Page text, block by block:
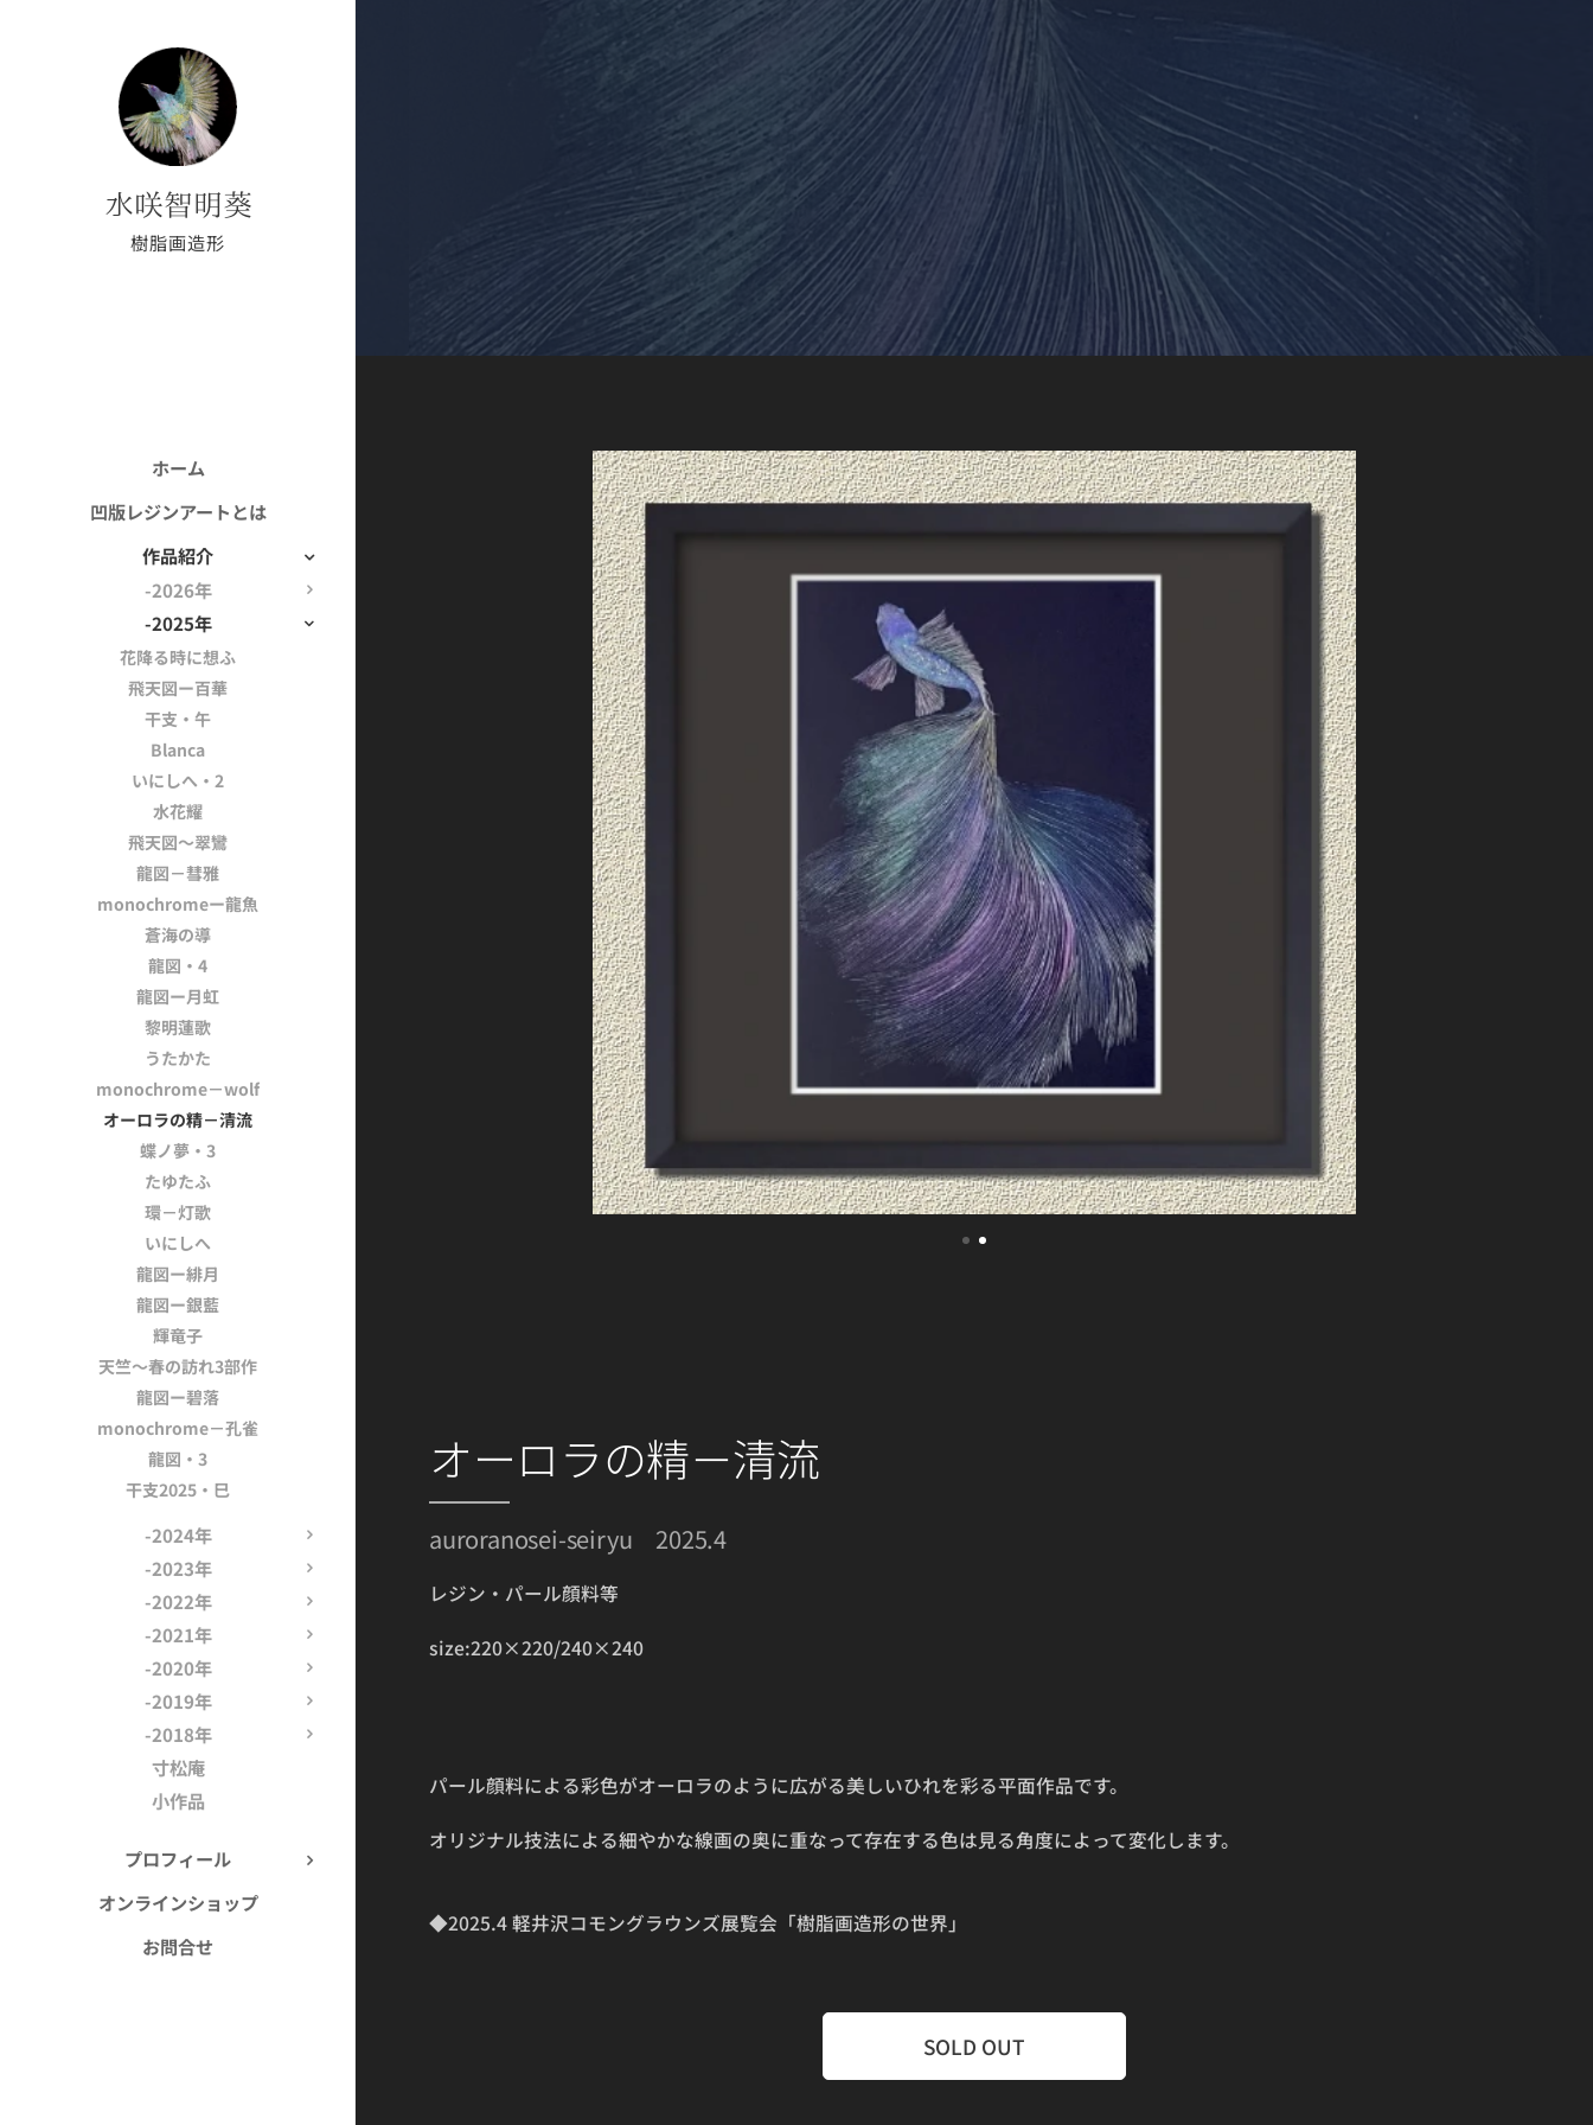
水咲智明葵
樹脂画造形
ホーム
凹版レジンアートとは
作品紹介
-2026年
-2025年
花降る時に想ふ
飛天図ー百華
干支・午
Blanca
いにしへ・2
水花耀
飛天図～翠鸞
龍図－彗雅
monochromeー龍魚
蒼海の導
龍図・4
龍図ー月虹
黎明蓮歌
うたかた
monochrome－wolf
オーロラの精－清流
蝶ノ夢・3
たゆたふ
環－灯歌
いにしへ
龍図ー緋月
龍図ー銀藍
輝竜子
天竺～春の訪れ3部作
龍図ー碧落
monochrome－孔雀
龍図・3
干支2025・巳
-2024年
-2023年
-2022年
-2021年
-2020年
-2019年
-2018年
寸松庵
小作品
プロフィール
オンラインショップ
お問合せ
オーロラの精－清流
auroranosei-seiryu 2025.4
レジン・パール顔料等
size:220×220/240×240
パール顔料による彩色がオーロラのように広がる美しいひれを彩る平面作品です。
オリジナル技法による細やかな線画の奥に重なって存在する色は見る角度によって変化します。
◆2025.4 軽井沢コモングラウンズ展覧会「樹脂画造形の世界」
SOLD OUT